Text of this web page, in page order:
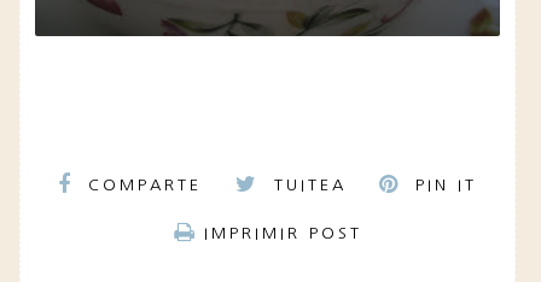
COMPARTE TUITEA PIN IT
IMPRIMIR POST